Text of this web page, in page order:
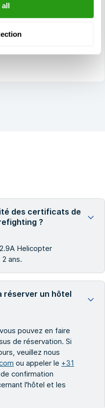
all
des certificats de
?
Helicopter
ans.
réserver un hôtel
pouvez en faire
de réservation. Si
veuillez nous
ou appeler le +31
confirmation
l'hôtel et les